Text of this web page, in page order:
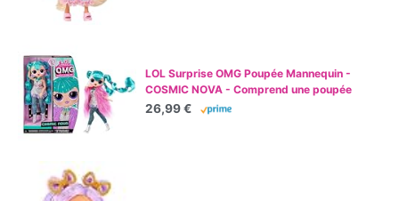
LOL Surprise OMG Poupée Mannequin -
COSMIC NOVA - Comprend une poupée
mannequin, plusieurs surprises et de
26,99 €